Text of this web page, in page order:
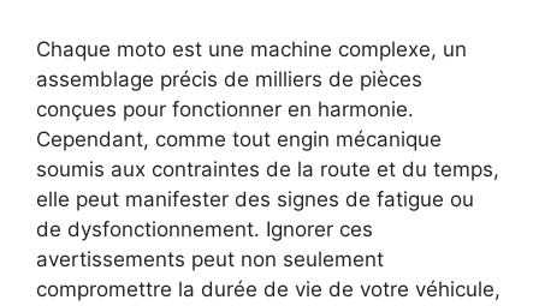
Chaque moto est une machine complexe, un
assemblage précis de milliers de pièces
conçues pour fonctionner en harmonie.
Cependant, comme tout engin mécanique
soumis aux contraintes de la route et du temps,
elle peut manifester des signes de fatigue ou
de dysfonctionnement. Ignorer ces
avertissements peut non seulement
compromettre la durée de vie de votre véhicule,